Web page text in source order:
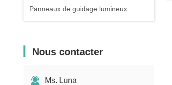
Panneaux de guidage lumineux
Nous contacter
Ms. Luna